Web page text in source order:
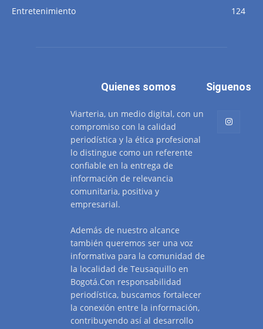
Entretenimiento
124
Quienes somos
Viarteria, un medio digital, con un
compromiso con la calidad
periodística y la ética profesional
lo distingue como un referente
confiable en la entrega de
información de relevancia
comunitaria, positiva y
empresarial.
Además de nuestro alcance
también queremos ser una voz
informativa para la comunidad de
la localidad de Teusaquillo en
Bogotá.Con responsabilidad
periodística, buscamos fortalecer
la conexión entre la información,
contribuyendo así al desarrollo
Siguenos